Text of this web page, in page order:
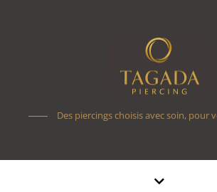
Des piercings choisis avec soin, pour